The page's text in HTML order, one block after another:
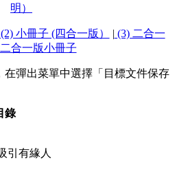
明）
(2) 小冊子 (四合一版） | (3) 二合一
合一版小冊子
彈出菜單中選擇「目標文件保存
錄
引有緣人